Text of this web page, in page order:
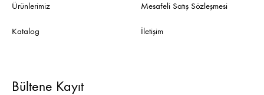
Ürünlerimiz
Katalog
Mesafeli Satış Sözleşmesi
İletişim
Bültene Kayıt